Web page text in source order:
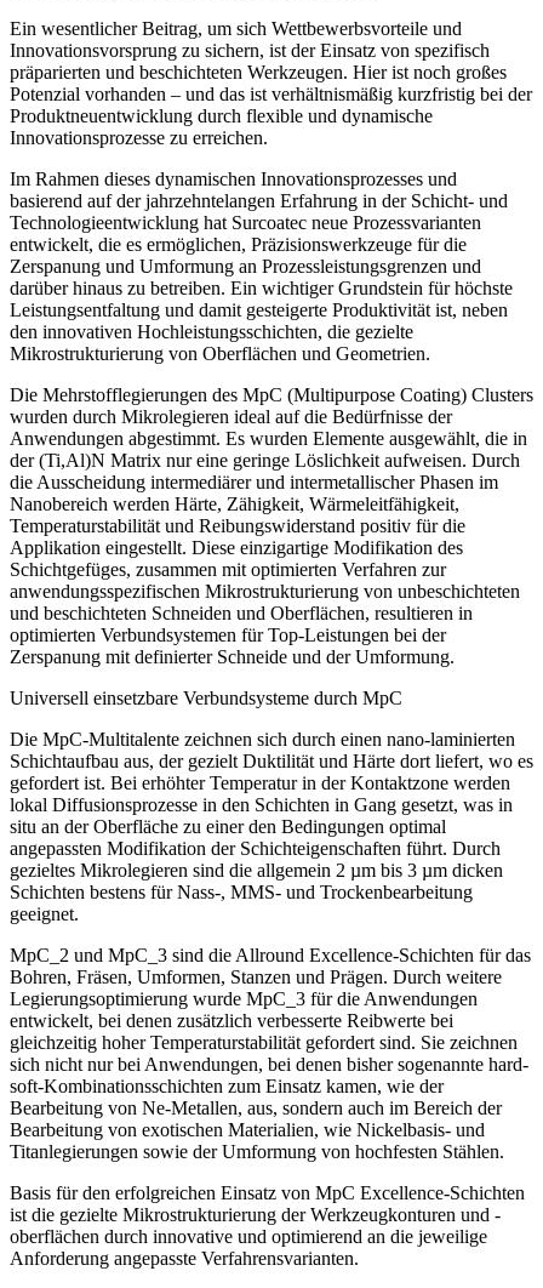
Ein wesentlicher Beitrag, um sich Wettbewerbsvorteile und
Innovationsvorsprung zu sichern, ist der Einsatz von spezifisch
präparierten und beschichteten Werkzeugen. Hier ist noch großes
Potenzial vorhanden – und das ist verhältnismäßig kurzfristig bei der
Produktneuentwicklung durch flexible und dynamische
Innovationsprozesse zu erreichen.
Im Rahmen dieses dynamischen Innovationsprozesses und
basierend auf der jahrzehntelangen Erfahrung in der Schicht- und
Technologieentwicklung hat Surcoatec neue Prozessvarianten
entwickelt, die es ermöglichen, Präzisionswerkzeuge für die
Zerspanung und Umformung an Prozessleistungsgrenzen und
darüber hinaus zu betreiben. Ein wichtiger Grundstein für höchste
Leistungsentfaltung und damit gesteigerte Produktivität ist, neben
den innovativen Hochleistungsschichten, die gezielte
Mikrostrukturierung von Oberflächen und Geometrien.
Die Mehrstofflegierungen des MpC (Multipurpose Coating) Clusters
wurden durch Mikrolegieren ideal auf die Bedürfnisse der
Anwendungen abgestimmt. Es wurden Elemente ausgewählt, die in
der (Ti,Al)N Matrix nur eine geringe Löslichkeit aufweisen. Durch
die Ausscheidung intermediärer und intermetallischer Phasen im
Nanobereich werden Härte, Zähigkeit, Wärmeleitfähigkeit,
Temperaturstabilität und Reibungswiderstand positiv für die
Applikation eingestellt. Diese einzigartige Modifikation des
Schichtgefüges, zusammen mit optimierten Verfahren zur
anwendungsspezifischen Mikrostrukturierung von unbeschichteten
und beschichteten Schneiden und Oberflächen, resultieren in
optimierten Verbundsystemen für Top-Leistungen bei der
Zerspanung mit definierter Schneide und der Umformung.
Universell einsetzbare Verbundsysteme durch MpC
Die MpC-Multitalente zeichnen sich durch einen nano-laminierten
Schichtaufbau aus, der gezielt Duktilität und Härte dort liefert, wo es
gefordert ist. Bei erhöhter Temperatur in der Kontaktzone werden
lokal Diffusionsprozesse in den Schichten in Gang gesetzt, was in
situ an der Oberfläche zu einer den Bedingungen optimal
angepassten Modifikation der Schichteigenschaften führt. Durch
gezieltes Mikrolegieren sind die allgemein 2 µm bis 3 µm dicken
Schichten bestens für Nass-, MMS- und Trockenbearbeitung
geeignet.
MpC_2 und MpC_3 sind die Allround Excellence-Schichten für das
Bohren, Fräsen, Umformen, Stanzen und Prägen. Durch weitere
Legierungsoptimierung wurde MpC_3 für die Anwendungen
entwickelt, bei denen zusätzlich verbesserte Reibwerte bei
gleichzeitig hoher Temperaturstabilität gefordert sind. Sie zeichnen
sich nicht nur bei Anwendungen, bei denen bisher sogenannte hard-
soft-Kombinationsschichten zum Einsatz kamen, wie der
Bearbeitung von Ne-Metallen, aus, sondern auch im Bereich der
Bearbeitung von exotischen Materialien, wie Nickelbasis- und
Titanlegierungen sowie der Umformung von hochfesten Stählen.
Basis für den erfolgreichen Einsatz von MpC Excellence-Schichten
ist die gezielte Mikrostrukturierung der Werkzeugkonturen und -
oberflächen durch innovative und optimierend an die jeweilige
Anforderung angepasste Verfahrensvarianten.